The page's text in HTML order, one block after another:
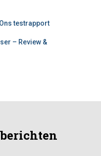
testrapport
– Review &